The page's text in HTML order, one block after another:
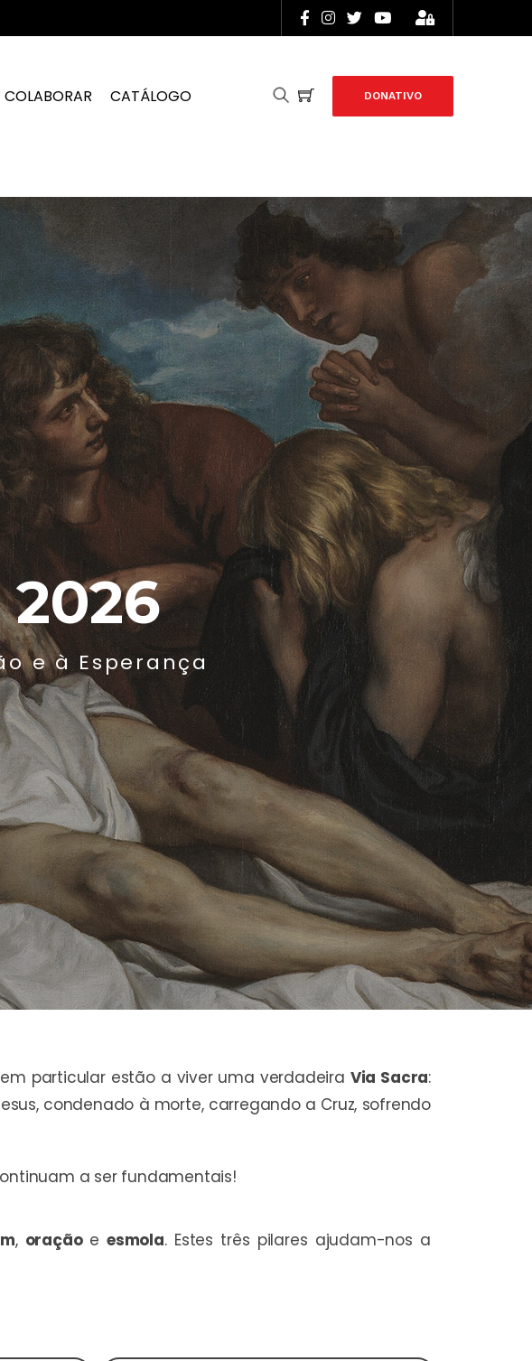
COLABORAR CATÁLOGO DONATIVO
e à Esperança
particular estão a viver uma verdadeira Via Sacra:
condenado à morte, carregando a Cruz, sofrendo
a ser fundamentais!
, oração e esmola. Estes três pilares ajudam-nos a